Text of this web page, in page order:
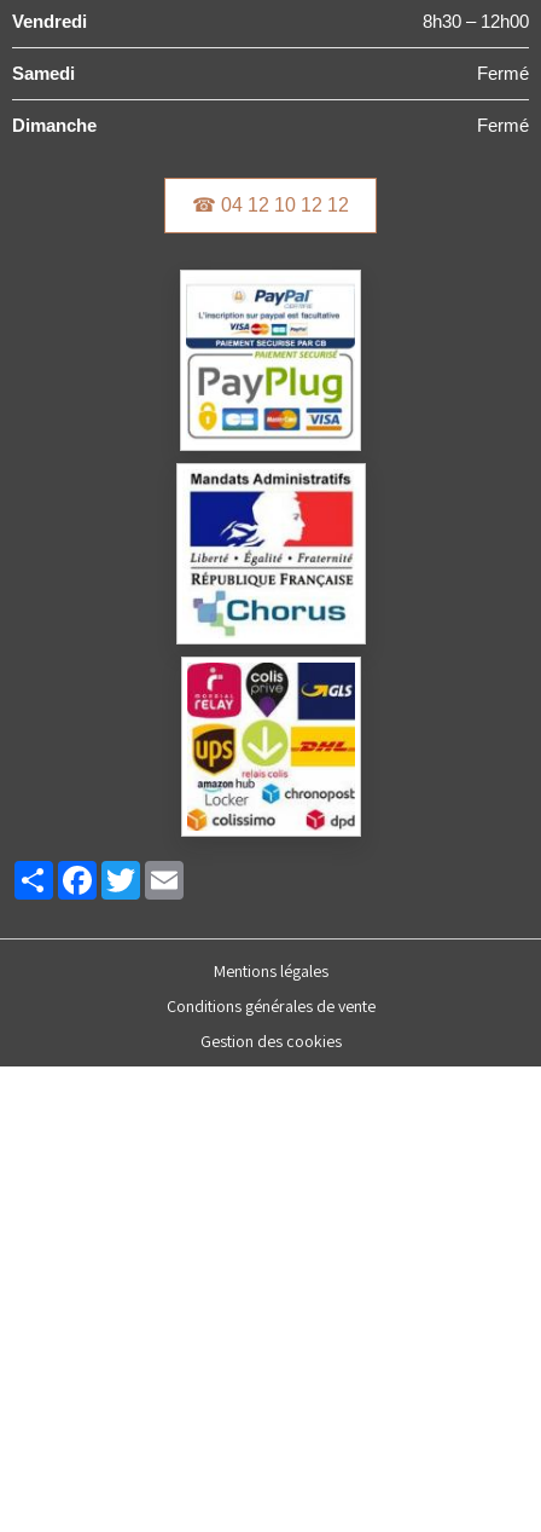
Vendredi 8h30 – 12h00
Samedi Fermé
Dimanche Fermé
☎ 04 12 10 12 12
PartagerFacebookTwitter
Mentions légales
Conditions générales de vente
Gestion des cookies